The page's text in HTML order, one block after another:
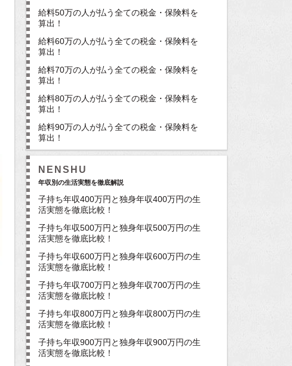
給料50万の人が払う全ての税金・保険料を
算出！
給料60万の人が払う全ての税金・保険料を
算出！
給料70万の人が払う全ての税金・保険料を
算出！
給料80万の人が払う全ての税金・保険料を
算出！
給料90万の人が払う全ての税金・保険料を
算出！
NENSHU
年収別の生活実態を徹底解説
子持ち年収400万円と独身年収400万円の生
活実態を徹底比較！
子持ち年収500万円と独身年収500万円の生
活実態を徹底比較！
子持ち年収600万円と独身年収600万円の生
活実態を徹底比較！
子持ち年収700万円と独身年収700万円の生
活実態を徹底比較！
子持ち年収800万円と独身年収800万円の生
活実態を徹底比較！
子持ち年収900万円と独身年収900万円の生
活実態を徹底比較！